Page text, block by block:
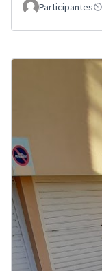
Participantes